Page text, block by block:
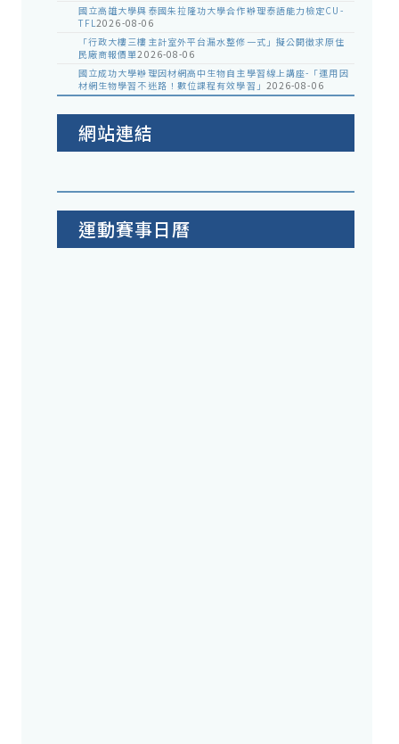
國立高雄大學與泰國朱拉隆功大學合作辦理泰語能力檢定CU-
TFL2026-08-06
「行政大樓三樓主計室外平台漏水整修一式」擬公開徵求原住
民廠商報價單2026-08-06
國立成功大學辦理因材網高中生物自主學習線上講座-「運用因
材網生物學習不迷路！數位課程有效學習」 2026-08-06
網站連結
運動賽事日曆